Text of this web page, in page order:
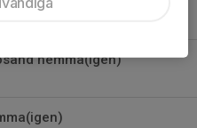
hemma(igen)